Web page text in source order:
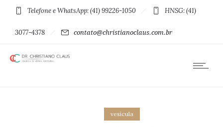
Telefone e WhatsApp: (41) 99226-1050 HNSG: (41)
3077-4378 contato@christianoclaus.com.br
vesícula